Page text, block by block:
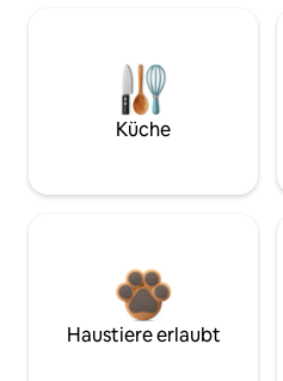
Küche
Haustiere erlaubt